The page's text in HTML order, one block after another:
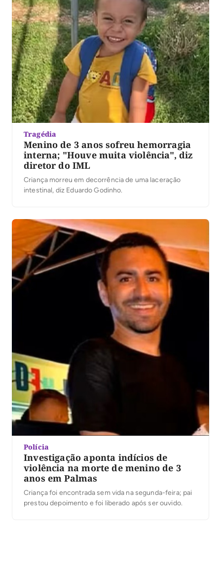
Tragédia
Menino de 3 anos sofreu hemorragia
interna; "Houve muita violência", diz
diretor do IML
Criança morreu em decorrência de uma laceração
intestinal, diz Eduardo Godinho.
Polícia
Investigação aponta indícios de
violência na morte de menino de 3
anos em Palmas
Criança foi encontrada sem vida na segunda-feira; pai
prestou depoimento e foi liberado após ser ouvido.